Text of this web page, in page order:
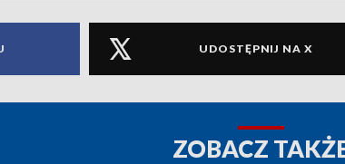
UDOSTĘPNIJ NA X
ZOBACZ